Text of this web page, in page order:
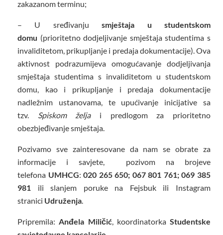
zakazanom terminu;
– U sređivanjusmještaja u studentskom
domu (prioritetno dodjeljivanje smještaja studentima s
invaliditetom, prikupljanje i predaja dokumentacije). Ova
aktivnost podrazumijeva omogućavanje dodjeljivanja
smještaja studentima s invaliditetom u studentskom
domu, kao i prikupljanje i predaja dokumentacije
nadležnim ustanovama, te upućivanje inicijative sa
tzv. Spiskom željai predlogom za prioritetno
obezbjeđivanje smještaja.
Pozivamo sve zainteresovane da nam se obrate za
informacije i savjete, pozivom na brojeve
telefona UMHCG:020 265 650; 067 801 761; 069 385
981 ili slanjem poruke na Fejsbuk ili Instagram
stranici Udruženja.
Pripremila:Anđela Miličić, koordinatorka Studentske